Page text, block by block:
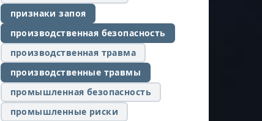
признаки запоя
производственная безопасность
производственная травма
производственные травмы
промышленная безопасность
промышленные риски